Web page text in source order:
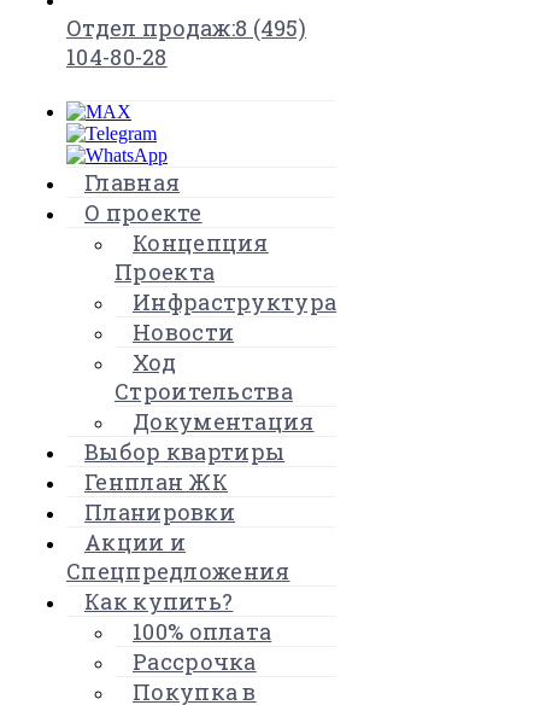
Отдел продаж:8 (495)
104-80-28
Главная
О проекте
Концепция
Проекта
Инфраструктура
Новости
Ход
Строительства
Документация
Выбор квартиры
Генплан ЖК
Планировки
Акции и
Спецпредложения
Как купить?
100% оплата
Рассрочка
Покупка в